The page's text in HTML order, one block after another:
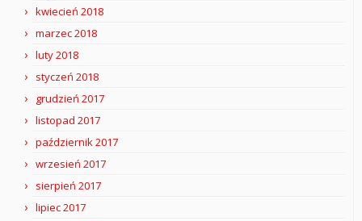
kwiecień 2018
marzec 2018
luty 2018
styczeń 2018
grudzień 2017
listopad 2017
październik 2017
wrzesień 2017
sierpień 2017
lipiec 2017